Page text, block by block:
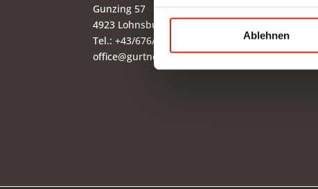
Ablehnen
Gunzing 57
4923 Lohnsburg
Tel.: +43/676/4403679
office@gurtner-infrarot.at